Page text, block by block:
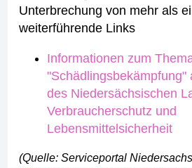
Unterbrechung von mehr als
weiterführende Links
Informationen zum
"Schädlingsbekämpfung"
des Niedersächsischen
Verbraucherschutz und
Lebensmittelsicherheit
(Quelle: Serviceportal